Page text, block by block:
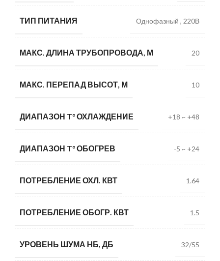
ТИП ПИТАНИЯ Однофазный , 220В
МАКС. ДЛИНА ТРУБОПРОВОДА, М 20
МАКС. ПЕРЕПАД ВЫСОТ, М 10
ДИАПАЗОН T° ОХЛАЖДЕНИЕ +18 ~ +48
ДИАПАЗОН T° ОБОГРЕВ -5 ~ +24
ПОТРЕБЛЕНИЕ ОХЛ. КВТ 1.64
ПОТРЕБЛЕНИЕ ОБОГР. КВТ 1.5
УРОВЕНЬ ШУМА НБ, ДБ 32/55